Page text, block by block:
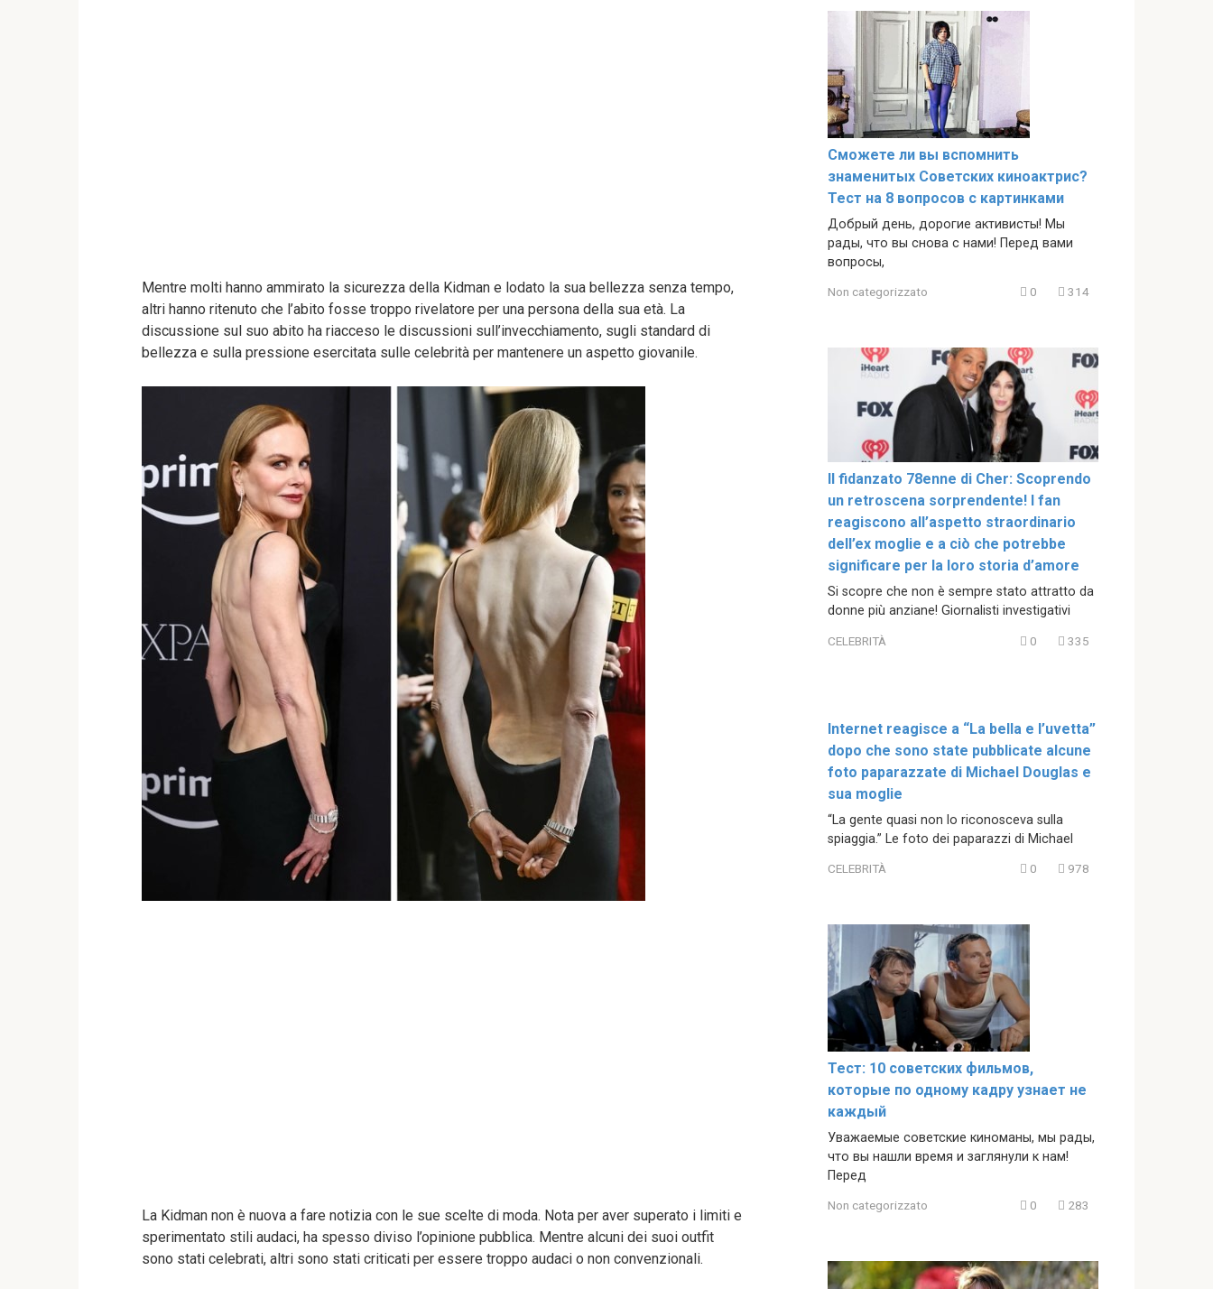
Mentre molti hanno ammirato la sicurezza della Kidman e lodato la sua bellezza senza tempo,
altri hanno ritenuto che l’abito fosse troppo rivelatore per una persona della sua età. La
discussione sul suo abito ha riacceso le discussioni sull’invecchiamento, sugli standard di
bellezza e sulla pressione esercitata sulle celebrità per mantenere un aspetto giovanile.
La Kidman non è nuova a fare notizia con le sue scelte di moda. Nota per aver superato i limiti e
sperimentato stili audaci, ha spesso diviso l’opinione pubblica. Mentre alcuni dei suoi outfit
sono stati celebrati, altri sono stati criticati per essere troppo audaci o non convenzionali.
Сможете ли вы вспомнить
знаменитых Советских киноактрис?
Тест на 8 вопросов с картинками
Добрый день, дорогие активисты! Мы
рады, что вы снова с нами! Перед вами
вопросы,
Non categorizzato 0 314
Il fidanzato 78enne di Cher: Scoprendo
un retroscena sorprendente! I fan
reagiscono all’aspetto straordinario
dell’ex moglie e a ciò che potrebbe
significare per la loro storia d’amore
Si scopre che non è sempre stato attratto da
donne più anziane! Giornalisti investigativi
CELEBRITÀ 0 335
Internet reagisce a “La bella e l’uvetta”
dopo che sono state pubblicate alcune
foto paparazzate di Michael Douglas e
sua moglie
“La gente quasi non lo riconosceva sulla
spiaggia.” Le foto dei paparazzi di Michael
CELEBRITÀ 0 978
Тест: 10 советских фильмов,
которые по одному кадру узнает не
каждый
Уважаемые советские киноманы, мы рады,
что вы нашли время и заглянули к нам!
Перед
Non categorizzato 0 283